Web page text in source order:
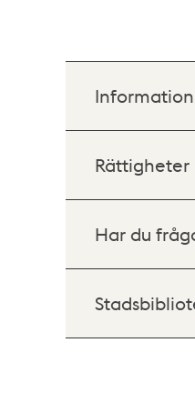
Rättigheter
Har du